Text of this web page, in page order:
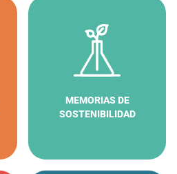
MEMORIAS DE
SOSTENIBILIDAD